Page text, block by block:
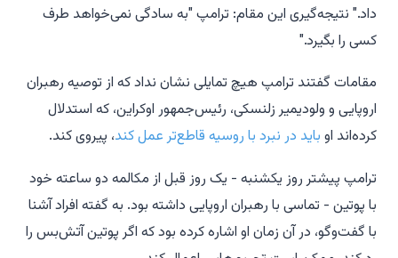
داد." نتیجه‌گیری این مقام: ترامپ "به سادگی نمی‌خواهد طرف
کسی را بگیرد."
مقامات گفتند ترامپ هیچ تمایلی نشان نداد که از توصیه رهبران
اروپایی و ولودیمیر زلنسکی، رئیس‌جمهور اوکراین، که استدلال
کرده‌اند او باید در نبرد با روسیه قاطع‌تر عمل کند، پیروی کند.
ترامپ پیشتر روز یکشنبه - یک روز قبل از مکالمه دو ساعته خود
با پوتین - تماسی با رهبران اروپایی داشته بود. به گفته افراد آشنا
با گفت‌وگو، در آن زمان او اشاره کرده بود که اگر پوتین آتش‌بس را